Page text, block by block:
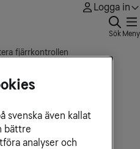
Logga in
Sök Meny
fjärrkontrollen
hur du hanterar
svenska även kallat
bättre
analyser och